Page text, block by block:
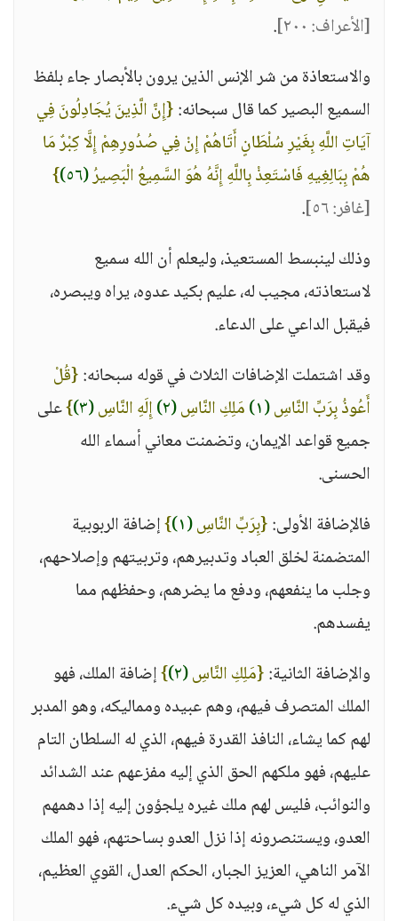
[الأعراف: ٢٠٠]
.
والاستعاذة من شر الإنس الذين يرون بالأبصار جاء بلفظ
السميع البصير كما قال سبحانه:{إِنَّ الَّذِينَ يُجَادِلُونَ فِي
آيَاتِ اللَّهِ بِغَيْرِ سُلْطَانٍ أَتَاهُمْ إِنْ فِي صُدُورِهِمْ إِلَّا كِبْرٌ مَا
هُمْ بِبَالِغِيهِ فَاسْتَعِذْ بِاللَّهِ إِنَّهُ هُوَ السَّمِيعُ الْبَصِيرُ(٥٦)
}
[غافر: ٥٦]
.
وذلك لينبسط المستعيذ، وليعلم أن الله سميع
لاستعاذته، مجيب له، عليم بكيد عدوه، يراه ويبصره،
فيقبل الداعي على الدعاء.
وقد اشتملت الإضافات الثلاث في قوله سبحانه:{قُلْ
أَعُوذُ بِرَبِّ النَّاسِ(١) مَلِكِ النَّاسِ(٢) إِلَهِ النَّاسِ(٣) }على
جميع قواعد الإيمان، وتضمنت معاني أسماء الله
الحسنى.
فالإضافة الأولى:{بِرَبِّ النَّاسِ(١) }إضافة الربوبية
المتضمنة لخلق العباد وتدبيرهم، وتربيتهم وإصلاحهم،
وجلب ما ينفعهم، ودفع ما يضرهم، وحفظهم مما
يفسدهم.
والإضافة الثانية:{مَلِكِ النَّاسِ(٢) }إضافة الملك، فهو
الملك المتصرف فيهم، وهم عبيده ومماليكه، وهو المدبر
لهم كما يشاء، النافذ القدرة فيهم، الذي له السلطان التام
عليهم، فهو ملكهم الحق الذي إليه مفزعهم عند الشدائد
والنوائب، فليس لهم ملك غيره يلجؤون إليه إذا دهمهم
العدو، ويستنصرونه إذا نزل العدو بساحتهم، فهو الملك
الآمر الناهي، العزيز الجبار، الحكم العدل، القوي العظيم،
الذي له كل شيء، وبيده كل شيء.